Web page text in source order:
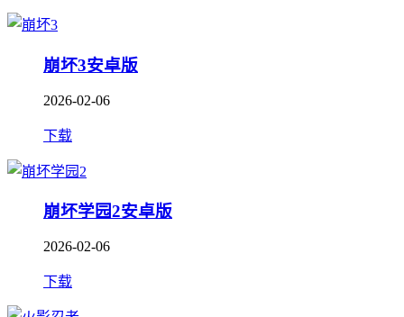
崩坏3安卓版
2026-02-06
下载
崩坏学园2安卓版
2026-02-06
下载